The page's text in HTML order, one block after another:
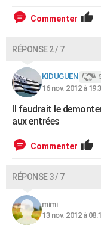
Commenter
RÉPONSE 2 / 7
KIDUGUEN
16 nov. 2012 à
Il faudrait le
aux entrées
Commenter
RÉPONSE 3 / 7
mimi
13 nov. 2012 à